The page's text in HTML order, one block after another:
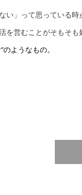
い」って思っている
を営むことがそもそも
ようなもの。